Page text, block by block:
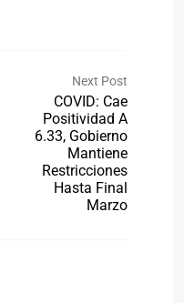
Next Post
COVID: Cae
Positividad A
6.33, Gobierno
Mantiene
Restricciones
Hasta Final
Marzo